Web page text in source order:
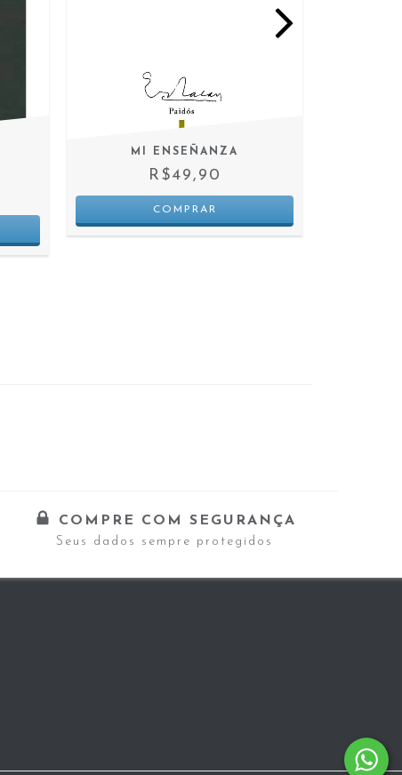
MI ENSEÑANZA
R$49,90
COMPRE COM SEGURANÇA
Seus dados sempre protegidos